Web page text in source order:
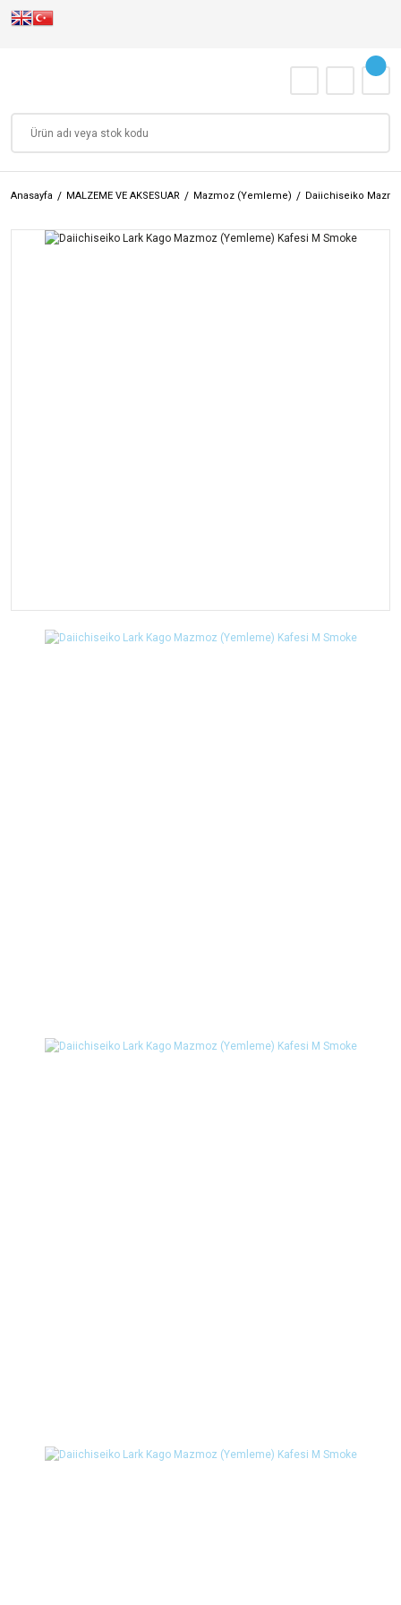
Anasayfa MALZEME VE AKSESUAR Mazmoz (Yemleme) Daiichiseiko